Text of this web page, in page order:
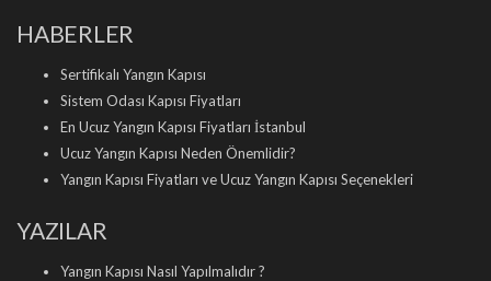
HABERLER
Sertifikalı Yangın Kapısı
Sistem Odası Kapısı Fiyatları
En Ucuz Yangın Kapısı Fiyatları İstanbul
Ucuz Yangın Kapısı Neden Önemlidir?
Yangın Kapısı Fiyatları ve Ucuz Yangın Kapısı Seçenekleri
YAZILAR
Yangın Kapısı Nasıl Yapılmalıdır ?